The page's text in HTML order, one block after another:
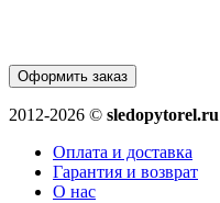
Оформить заказ
2012-2026 © sledopytorel.ru
Оплата и доставка
Гарантия и возврат
О нас